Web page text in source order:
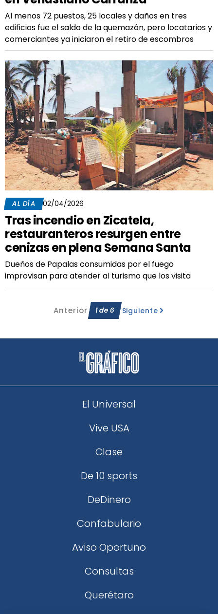
Al menos 72 puestos, 25 locales y daños en tres
edificios fue el saldo de la quemazón, pero locatarios y
comerciantes ya iniciaron el retiro de escombros
AL DÍA 02/04/2026
Tras incendio en Zicatela,
restauranteros resurgen entre
cenizas en plena Semana Santa
Dueños de Papalas consumidas por el fuego
improvisan para atender al turismo que los visita
Anterior 1de6 Siguiente
El Universal
Vive USA
Clase
De 10 sports
DeDinero
Confabulario
Aviso Oportuno
Consultas
Querétaro